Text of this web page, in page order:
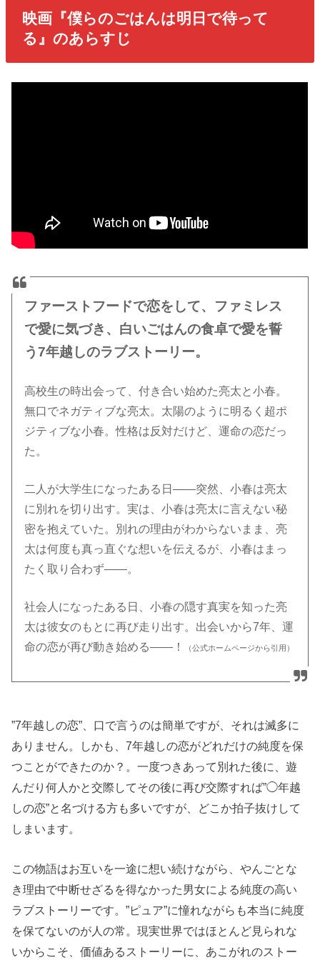
映画『僕らのごはんは明日で待って
る』のあらすじ
ファーストフードで恋をして、ファミレス
で愛に気づき、白いごはんの食卓で愛を誓
う7年越しのラブストーリー。
高校生の時出会って、付き合い始めた亮太と小春。
無口でネガティブな亮太。太陽のように明るく超ポ
ジティブな小春。性格は反対だけど、運命の恋だっ
た。
二人が大学生になったある日――突然、小春は亮太
に別れを切り出す。実は、小春は亮太に言えない秘
密を抱えていた。別れの理由がわからないまま、亮
太は何度も真っ直ぐな想いを伝えるが、小春はまっ
たく取り合わず――。
社会人になったある日、小春の隠す真実を知った亮
太は彼女のもとに再び走り出す。出会いから7年、運
命の恋が再び動き始める――！
（公式ホームページから引用）
”7年越しの恋”、口で言うのは簡単ですが、それは滅多に
ありません。しかも、7年越しの恋がどれだけの純度を保
つことができたのか？。一度つきあって別れた後に、遊
んだり何人かと交際してその後に再び交際すれば”◯年越
しの恋”と名づける方も多いですが、どこか拍子抜けして
しまいます。
この物語はお互いを一途に想い続けながら、やんごとな
き理由で中断せざるを得なかった男女による純度の高い
ラブストーリーです。”ピュア”に憧れながらも本当に純度
を保てないのが人の常。現実世界ではほとんど見られな
いからこそ、価値あるストーリーに、あこがれのストー